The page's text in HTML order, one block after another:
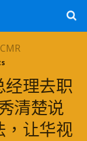
经理去职
清楚说
，让华视